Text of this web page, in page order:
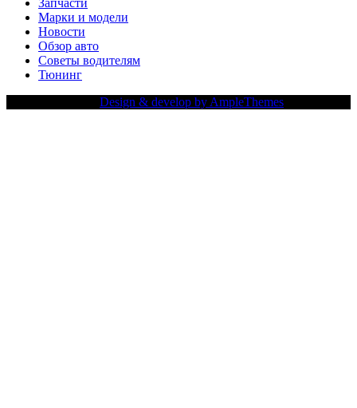
Запчасти
Марки и модели
Новости
Обзор авто
Советы водителям
Тюнинг
Design & develop by AmpleThemes